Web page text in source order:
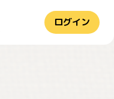
ログイン